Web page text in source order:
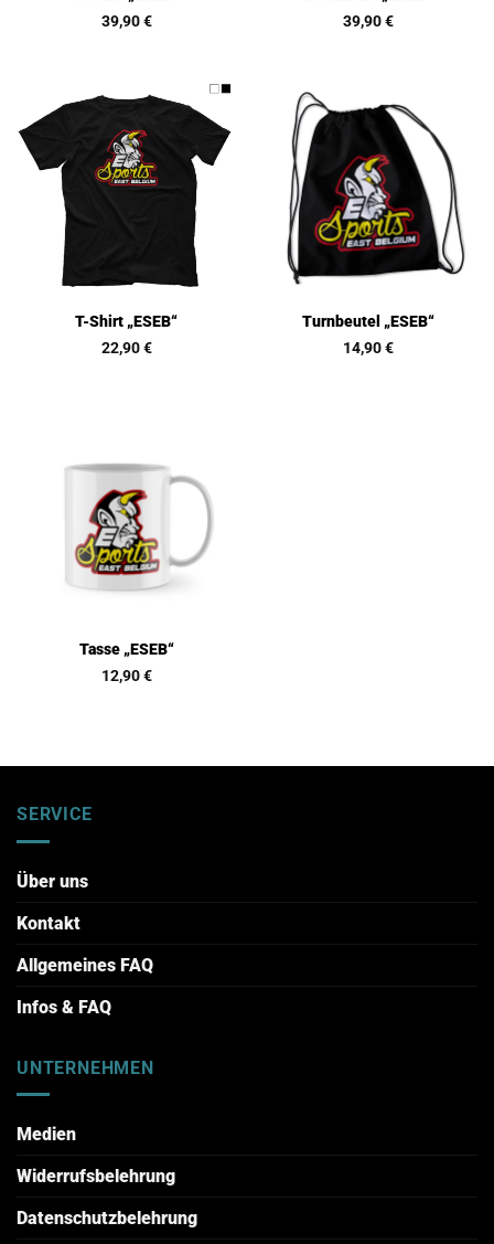
39,90€
39,90€
T-Shirt „ESEB“
22,90€
Turnbeutel „ESEB“
14,90€
Tasse „ESEB“
12,90€
SERVICE
Über uns
Kontakt
Allgemeines FAQ
Infos & FAQ
UNTERNEHMEN
Medien
Widerrufsbelehrung
Datenschutzbelehrung